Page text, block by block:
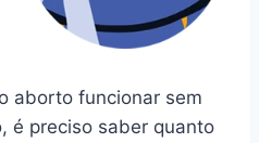
aborto funcionar sem
é preciso saber quanto